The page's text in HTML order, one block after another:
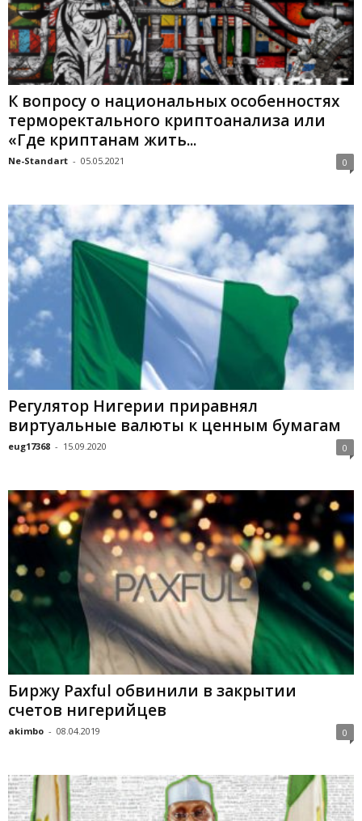
К вопросу о национальных особенностях
терморектального криптоанализа или
«Где криптанам жить...
Ne-Standart - 05.05.2021 0
Регулятор Нигерии приравнял
виртуальные валюты к ценным бумагам
eug17368 - 15.09.2020 0
Биржу Paxful обвинили в закрытии
счетов нигерийцев
akimbo - 08.04.2019 0